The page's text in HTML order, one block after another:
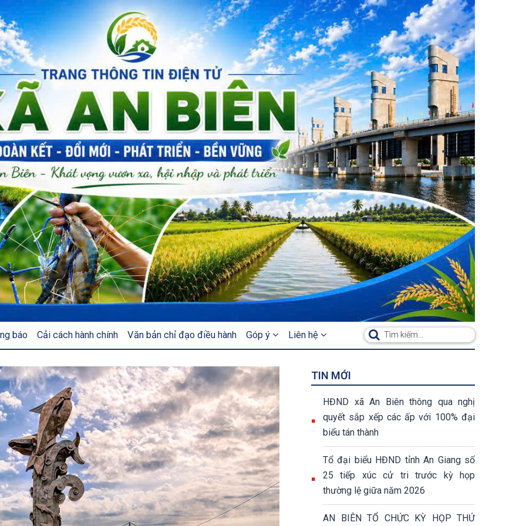
báo Cải cách hành chính Văn bản chỉ đạo điều hành Góp ý Liên hệ
TIN MỚI
HĐND xã An Biên thông qua nghị
quyết sắp xếp các ấp với 100% đại
biểu tán thành
Tổ đại biểu HĐND tỉnh An Giang số
25 tiếp xúc cử tri trước kỳ họp
thường lệ giữa năm 2026
AN BIÊN TỔ CHỨC KỲ HỌP THỨ